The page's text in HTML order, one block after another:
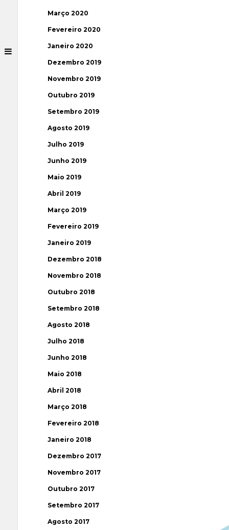
Março 2020
Fevereiro 2020
Janeiro 2020
Dezembro 2019
Novembro 2019
Outubro 2019
Setembro 2019
Agosto 2019
Julho 2019
Junho 2019
Maio 2019
Abril 2019
Março 2019
Fevereiro 2019
Janeiro 2019
Dezembro 2018
Novembro 2018
Outubro 2018
Setembro 2018
Agosto 2018
Julho 2018
Junho 2018
Maio 2018
Abril 2018
Março 2018
Fevereiro 2018
Janeiro 2018
Dezembro 2017
Novembro 2017
Outubro 2017
Setembro 2017
Agosto 2017